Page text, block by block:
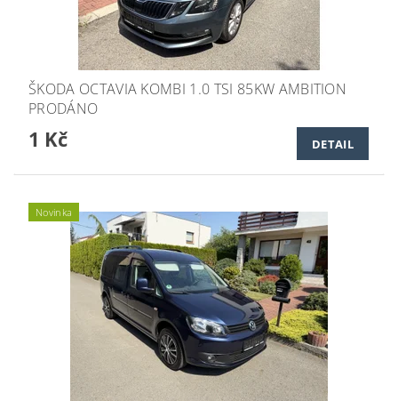
ŠKODA OCTAVIA KOMBI 1.0 TSI 85KW AMBITION
PRODÁNO
1 Kč DETAIL
Novinka